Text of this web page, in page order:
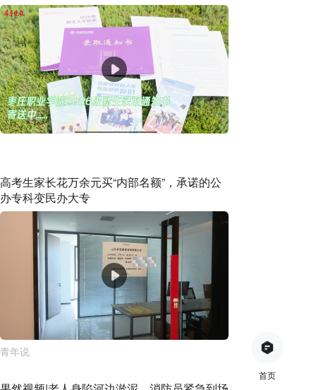
高考生家长花万余元买“内部名额”，承诺的公
办专科变民办大专
青年说
首页